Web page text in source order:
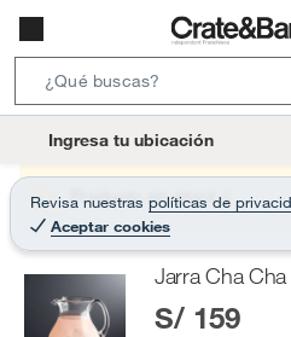
r
t
Ingresa tu ubicación
Revisa nuestras políticas de
Aceptar cookies
Producto sin stock :(
Jarra Cha
S/ 159